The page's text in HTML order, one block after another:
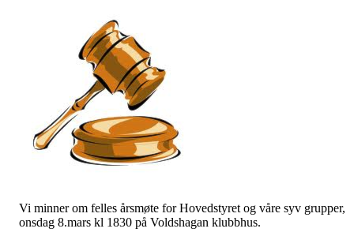
Vi minner om felles årsmøte for Hovedstyret og våre syv grupper,
onsdag 8.mars kl 1830 på Voldshagan klubbhus.